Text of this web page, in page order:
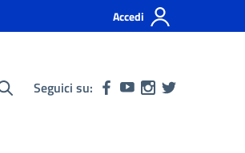
Accedi
Seguici su: